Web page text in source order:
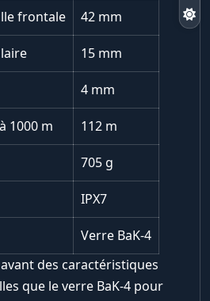
frontale 42 mm
15 mm
4 mm
1000 m 112 m
705 g
IPX7
Verre BaK-4
des caractéristiques
que le verre BaK-4 pour